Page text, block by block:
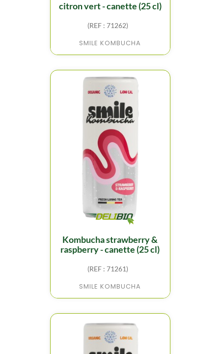
citron vert - canette (25 cl)
(REF : 71262)
SMILE KOMBUCHA
kombucha strawberry &
raspberry - canette (25 cl)
(REF : 71261)
SMILE KOMBUCHA